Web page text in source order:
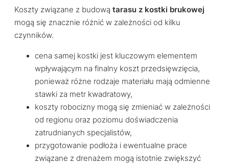
Koszty związane z budową tarasu z kostki brukowej
mogą się znacznie różnić w zależności od kilku
czynników.
cena samej kostki jest kluczowym elementem
wpływającym na finalny koszt przedsięwzięcia,
ponieważ różne rodzaje materiału mają odmienne
stawki za metr kwadratowy,
koszty robocizny mogą się zmieniać w zależności
od regionu oraz poziomu doświadczenia
zatrudnianych specjalistów,
przygotowanie podłoża i ewentualne prace
związane z drenażem mogą istotnie zwiększyć